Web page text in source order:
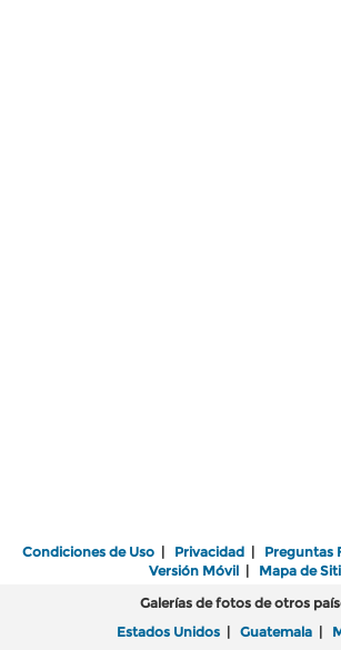
Condiciones de Uso | Privacidad | Preguntas
Versión Móvil| Mapa de
Galerías de fotos de otros
Estados Unidos | Guatemala |